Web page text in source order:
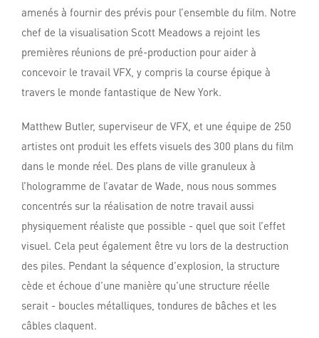
amenés à fournir des prévis pour l’ensemble du film. Notre
chef de la visualisation Scott Meadows a rejoint les
premières réunions de pré-production pour aider à
concevoir le travail VFX, y compris la course épique à
travers le monde fantastique de New York.
Matthew Butler, superviseur de VFX, et une équipe de 250
artistes ont produit les effets visuels des 300 plans du film
dans le monde réel. Des plans de ville granuleux à
l’hologramme de l’avatar de Wade, nous nous sommes
concentrés sur la réalisation de notre travail aussi
physiquement réaliste que possible - quel que soit l’effet
visuel. Cela peut également être vu lors de la destruction
des piles. Pendant la séquence d’explosion, la structure
cède et échoue d’une manière qu’une structure réelle
serait - boucles métalliques, tondures de bâches et les
câbles claquent.